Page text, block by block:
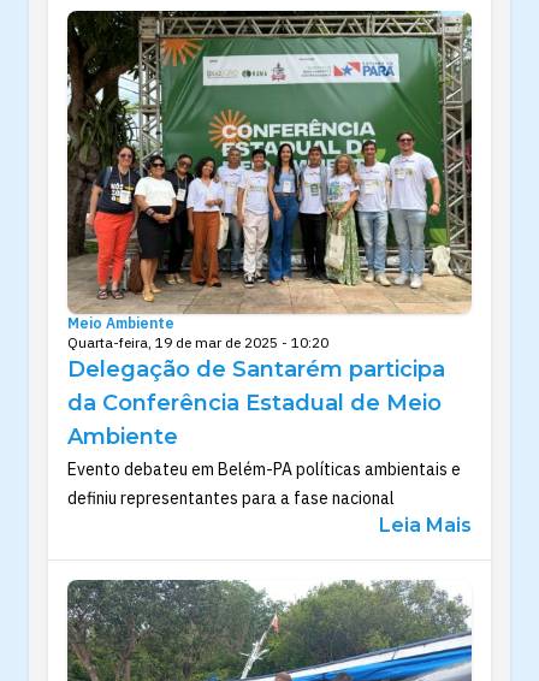
Meio Ambiente
Quarta-feira, 19 de mar de 2025 - 10:20
Delegação de Santarém participa
da Conferência Estadual de Meio
Ambiente
Evento debateu em Belém-PA políticas ambientais e
definiu representantes para a fase nacional
Leia Mais